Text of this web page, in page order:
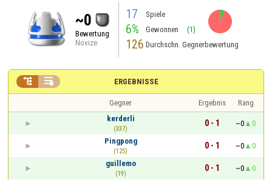
~0
Bewertung
Novize
17 Spiele
6% Gewonnen (1)
126 Durchschn. Gegnerbewertung
ERGEBNISSE
 
Gegner Ergebnis
Rang
kerderli
(337)
0 - 1 ~0
0
Pingpong
(125)
0 - 1 ~0
0
guillemo
(19)
0 - 1 ~0
0